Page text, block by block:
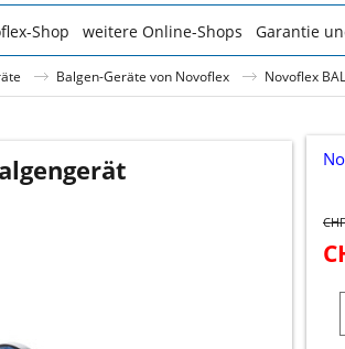
Shop weitere Online-Shops Garantie
Balgen-Geräte von Novoflex Novoflex
CHF